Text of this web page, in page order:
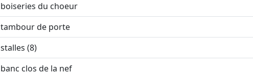
boiseries du choeur
tambour de porte
stalles (8)
banc clos de la nef